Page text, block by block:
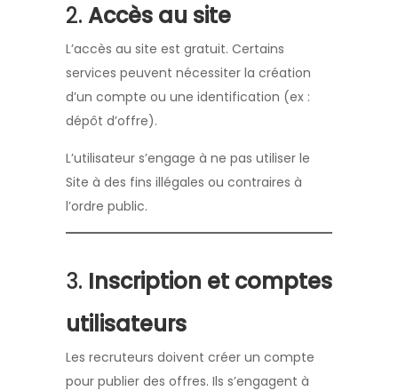
2. Accès au site
L’accès au site est gratuit. Certains
services peuvent nécessiter la création
d’un compte ou une identification (ex :
dépôt d’offre).
L’utilisateur s’engage à ne pas utiliser le
Site à des fins illégales ou contraires à
l’ordre public.
3. Inscription et comptes
utilisateurs
Les recruteurs doivent créer un compte
pour publier des offres. Ils s’engagent à